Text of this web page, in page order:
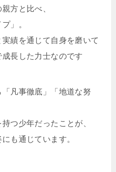
方と比べ、
」。
績を通じて自身を磨いて
長した力士なのです
凡事徹底」「地道な努
つ少年だったことが、
も通じています。